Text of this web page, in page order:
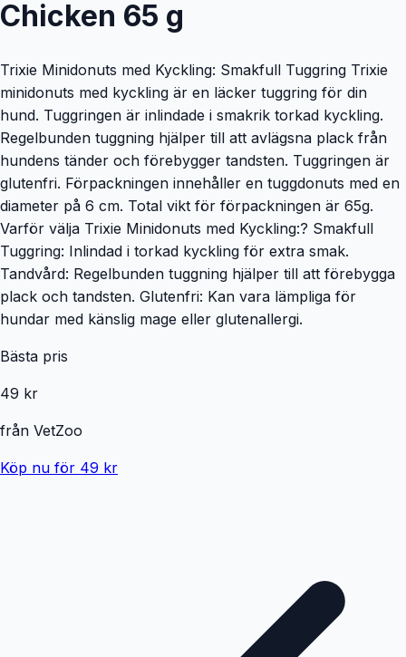
Chicken 65 g
Trixie Minidonuts med Kyckling: Smakfull Tuggring Trixie
minidonuts med kyckling är en läcker tuggring för din
hund. Tuggringen är inlindade i smakrik torkad kyckling.
Regelbunden tuggning hjälper till att avlägsna plack från
hundens tänder och förebygger tandsten. Tuggringen är
glutenfri. Förpackningen innehåller en tuggdonuts med en
diameter på 6 cm. Total vikt för förpackningen är 65g.
Varför välja Trixie Minidonuts med Kyckling:? Smakfull
Tuggring: Inlindad i torkad kyckling för extra smak.
Tandvård: Regelbunden tuggning hjälper till att förebygga
plack och tandsten. Glutenfri: Kan vara lämpliga för
hundar med känslig mage eller glutenallergi.
Bästa pris
49 kr
från VetZoo
Köp nu för 49 kr